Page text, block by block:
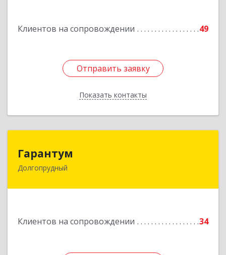
Клиентов на сопровождении 49
Отправить заявку
Показать контакты
Отправить заявку
Назад
Гарантум
Долгопрудный
Клиентов на сопровождении 34
141707, Московская обл, Долгопрудный г,